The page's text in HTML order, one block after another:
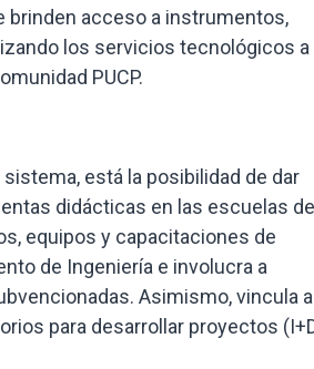
brinden acceso a instrumentos,
los servicios tecnológicos a
PUCP.
está la posibilidad de dar
didácticas en las escuelas
equipos y capacitaciones de
de Ingeniería e involucra a
Asimismo, vincula a
para desarrollar proyectos